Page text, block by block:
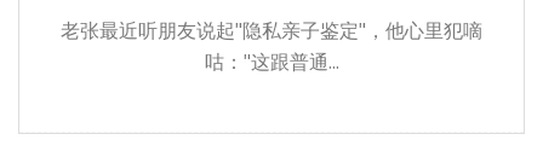
老张最近听朋友说起"隐私亲子鉴定"，他心里犯嘀
咕："这跟普通...